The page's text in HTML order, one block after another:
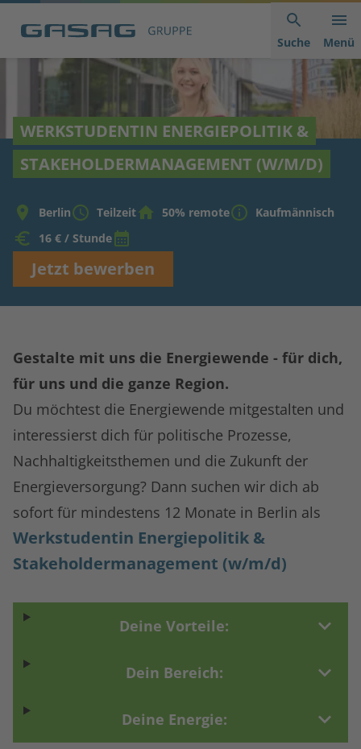
anspringen
der
anspringen
Suche Menü
WERKSTUDENTIN ENERGIEPOLITIK &
STAKEHOLDERMANAGEMENT (W/M/D)
Jetzt bewerben
Berlin Teilzeit 50% remote
Kaufmännisch
16 € / Stunde
Gestalte mit uns die Energiewende - für dich,
für uns und die ganze Region.
Du möchtest die Energiewende mitgestalten und
interessierst dich für politische Prozesse,
Nachhaltigkeitsthemen und die Zukunft der
Energieversorgung? Dann suchen wir dich ab
sofort für mindestens 12 Monate in Berlin als
Werkstudentin Energiepolitik &
Stakeholdermanagement (w/m/d)
Deine Vorteile:
Dein Bereich:
Deine Energie: